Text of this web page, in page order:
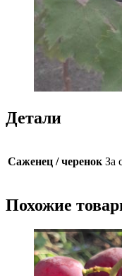
Детали
Саженец / черенок За
Похожие